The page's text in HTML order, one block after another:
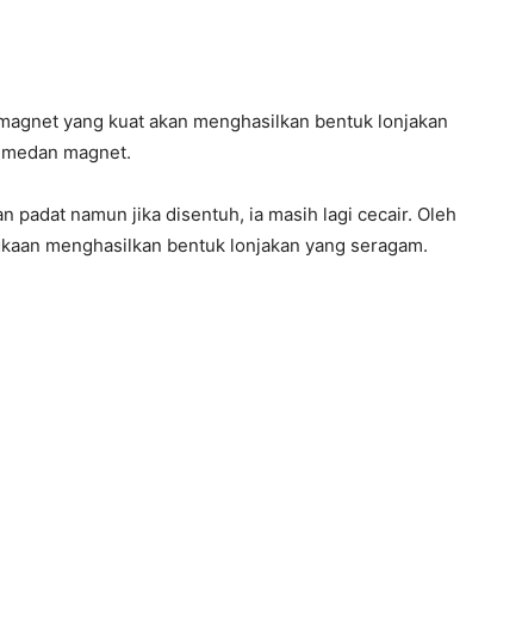
yang kuat akan menghasilkan bentuk lonjakan
magnet.
padat namun jika disentuh, ia masih lagi cecair. Oleh
menghasilkan bentuk lonjakan yang seragam.